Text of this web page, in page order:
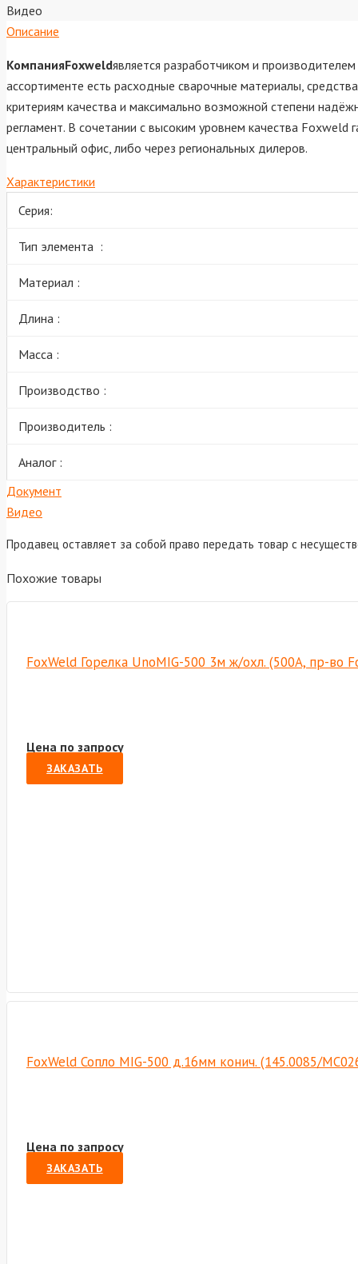
Видео
Описание
КомпанияFoxweldявляется разработчиком и
ассортименте есть расходные сварочные материалы,
критериям качества и максимально возможной степени
регламент. В сочетании с высоким уровнем качества
центральный офис, либо через региональных дилеров.
Характеристики
Серия:
Тип элемента :
Материал :
Длина :
Масса :
Производство :
Производитель :
Аналог :
Документ
Видео
Продавец оставляет за собой право передать товар с
Похожие товары
FoxWeld Горелка UnoMIG-500 3м ж/охл. (500А, пр-во
Цена по запросу
ЗАКАЗАТЬ
FoxWeld Сопло MIG-500 д.16мм конич. (145.0085/
Цена по запросу
ЗАКАЗАТЬ